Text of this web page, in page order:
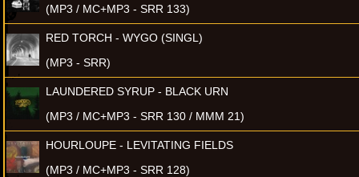
(MP3 / MC+MP3 - SRR 133)
RED TORCH - WYGO (SINGL)
(MP3 - SRR)
LAUNDERED SYRUP - BLACK URN
(MP3 / MC+MP3 - SRR 130 / MMM 21)
HOURLOUPE - LEVITATING FIELDS
(MP3 / MC+MP3 - SRR 128)